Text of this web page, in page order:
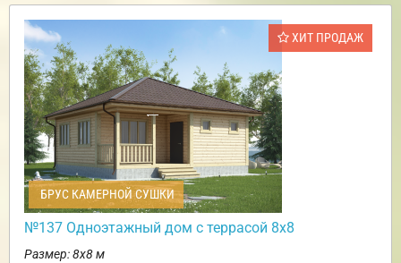
ХИТ ПРОДАЖ
БРУС КАМЕРНОЙ СУШКИ
№137 Одноэтажный дом с террасой 8х8
Размер: 8х8 м